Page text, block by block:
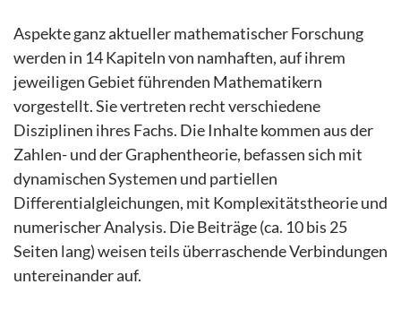
Aspekte ganz aktueller mathematischer Forschung
werden in 14 Kapiteln von namhaften, auf ihrem
jeweiligen Gebiet führenden Mathematikern
vorgestellt. Sie vertreten recht verschiedene
Disziplinen ihres Fachs. Die Inhalte kommen aus der
Zahlen- und der Graphentheorie, befassen sich mit
dynamischen Systemen und partiellen
Differentialgleichungen, mit Komplexitätstheorie und
numerischer Analysis. Die Beiträge (ca. 10 bis 25
Seiten lang) weisen teils überraschende Verbindungen
untereinander auf.